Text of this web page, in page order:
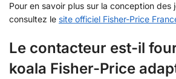
Pour en savoir plus sur la conception des
consultez le site officiel Fisher-Price
Le contacteur est-il
koala Fisher-Price